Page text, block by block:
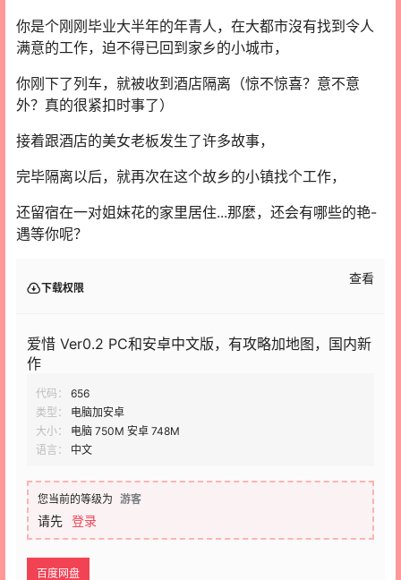
你是个刚刚毕业大半年的年青人，在大都市沒有找到令人
满意的工作，迫不得已回到家乡的小城市，
你刚下了列车，就被收到酒店隔离（惊不惊喜？意不意
外？真的很紧扣时事了）
接着跟酒店的美女老板发生了许多故事，
完毕隔离以后，就再次在这个故乡的小镇找个工作，
还留宿在一对姐妹花的家里居住...那麼，还会有哪些的艳-
遇等你呢？
下载权限
查看
爱惜 Ver0.2 PC和安卓中文版，有攻略加地图，国内新
作
代码：
656
类型：
电脑加安卓
大小：
电脑 750M 安卓 748M
语言：
中文
您当前的等级为 游客
请先 登录
百度网盘